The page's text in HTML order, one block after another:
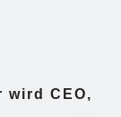
wird CEO,